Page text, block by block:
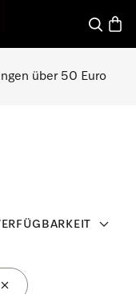
Suche
über 50 Euro